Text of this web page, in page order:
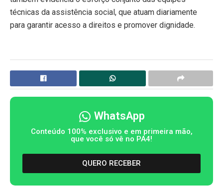
técnicas da assistência social, que atuam diariamente
para garantir acesso a direitos e promover dignidade.
WhatsApp
Conteúdo 100% exclusivo e em primeira mão,
que você só vê no PA4!
QUERO RECEBER